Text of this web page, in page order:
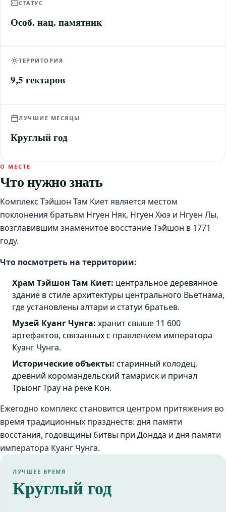
СТАТУС
Особ. нац. памятник
ТЕРРИТОРИЯ
9,5 гектаров
ЛУЧШИЕ МЕСЯЦЫ
Круглый год
О МЕСТЕ
Что нужно знать
Комплекс Тэйшон Там Киет является местом
поклонения братьям Нгуен Няк, Нгуен Хюэ и Нгуен Лы,
возглавившим знаменитое восстание Тэйшон в 1771
году.
Что посмотреть на территории:
Храм Тэйшон Там Киет: центральное деревянное
здание в стиле архитектуры центрального Вьетнама,
где установлены алтари и статуи братьев.
Музей Куанг Чунга: хранит свыше 11 600
артефактов, связанных с правлением императора
Куанг Чунга.
Исторические объекты: старинный колодец,
древний коромандельский тамариск и причал
Трыонг Трау на реке Кон.
Ежегодно комплекс становится центром притяжения во
время традиционных празднеств: дня памяти
восстания, годовщины битвы при Дондда и дня памяти
императора Куанг Чунга.
ЛУЧШЕЕ ВРЕМЯ
Круглый год